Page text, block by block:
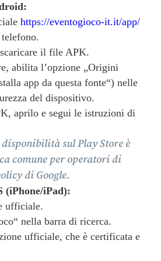
https://eventogioco-it.it/app/
il file APK.
abilita l’opzione „Origini
app da questa fonte“) nelle
del dispositivo.
aprilo e segui le istruzioni di
sul Play Store è
comune per operatori di
di Google.
(iPhone/iPad):
ufficiale.
nella barra di ricerca.
ufficiale, che è certificata e